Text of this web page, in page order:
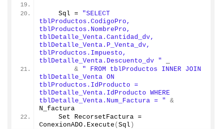
    Sql =
"SELECT
tblProductos.CodigoPro,
tblProductos.NombrePro,
tblDetalle_Venta.Cantidad_dv,
tblDetalle_Venta.P_Venta_dv,
tblProductos.Impuesto,
tblDetalle_Venta.Descuento_dv "
& " FROM tblProductos INNER JOIN
tblDetalle_Venta ON
tblProductos.IdProducto =
tblDetalle_Venta.IdProducto WHERE
tblDetalle_Venta.Num_Factura = "
&
N_factura
    Set RecorsetFactura =
ConexionADO. Execute (Sql )